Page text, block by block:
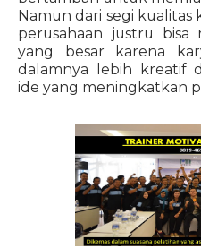
Namun dari segi kualitas
perusahaan justru
yang besar karena
dalamnya lebih kreatif
ide yang meningkatkan